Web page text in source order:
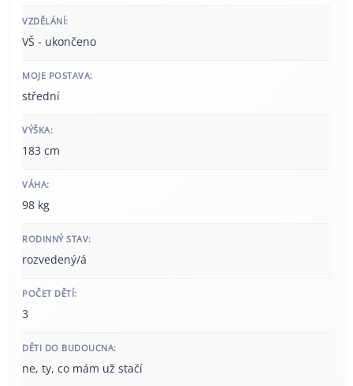
VZDĚLÁNÍ:
VŠ - ukončeno
MOJE POSTAVA:
střední
VÝŠKA:
183 cm
VÁHA:
98 kg
RODINNÝ STAV:
rozvedený/á
POČET DĚTÍ:
3
DĚTI DO BUDOUCNA:
ne, ty, co mám už stačí